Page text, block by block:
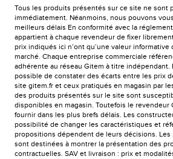
Tous les produits présentés sur ce site ne sont
immédiatement. Néanmoins, nous pouvons
meilleurs délais En conformité avec la
appartient à chaque revendeur de fixer
prix indiqués ici n’ont qu’une valeur informative
marché. Chaque entreprise commerciale
adhérente au réseau Gitem à titre indépendant.
possible de constater des écarts entre les prix
site gitem.fr et ceux pratiqués en magasin par
des produits présentés sur le site sont
disponibles en magasin. Toutefois le revendeur
fournir dans les plus brefs délais. Les
possibilité de changer les caractéristiques et
propositions dépendent de leurs décisions.
sont destinées à montrer la présentation des
contractuelles. SAV et livraison : prix et